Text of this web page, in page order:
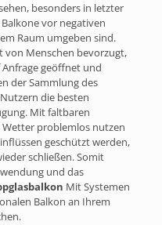
besonders in letzter
vor negativen
Raum umgeben sind.
Menschen bevorzugt,
geöffnet und
der Sammlung des
die besten
Mit faltbaren
Wetter problemlos nutzen
geschützt werden,
schließen. Somit
und das
Mit Systemen
Balkon an Ihrem